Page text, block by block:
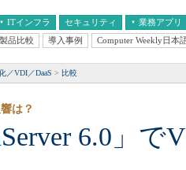
ITインフラ セキュリティ 業務アプリ
ープライズAI
システム
経営とIT 医療IT
製品比較 導入事例 Computer Weekly日本
／VDI／DaaS 比較
6.0」で
は？